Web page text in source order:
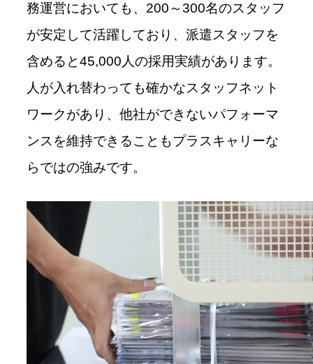
務運営においても、200～300名のスタッフ
が安定して活躍しており、派遣スタッフを
含めると45,000人の採用実績があります。
人が入れ替わっても確かなスタッフネット
ワークがあり、他社ができないパフォーマ
ンスを維持できることもプラスキャリーな
らではの強みです。